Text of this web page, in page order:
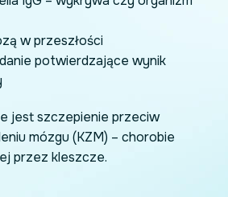
w przeszłości
potwierdzające wynik
jest szczepienie przeciw
mózgu (KZM) – chorobie
przez kleszcze.